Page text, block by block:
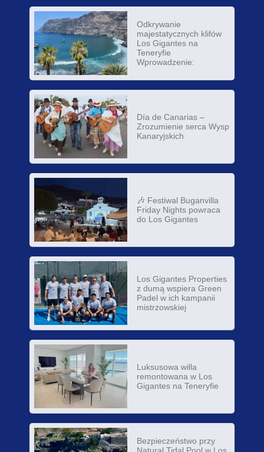
Odkrywanie
majestatycznych klifów
Los Gigantes na
Teneryfie
Wprowadzenie:
Día de Canarias –
Zrozumienie serca Wysp
Kanaryjskich
🎶 Festiwal Buganvilla
Friday Nights powraca
do Los Gigantes
Los Gigantes Properties
z dumą wspiera Green
Padel w ich kampanii
mistrzowskiej
Luksusowa willa
remontowana w Los
Gigantes na Teneryfie
Bezpieczeństwo przy
Natural Tidal Pool w Los